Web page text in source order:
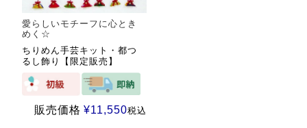
愛らしいモチーフに心とき
めく☆
ちりめん手芸キット・都つ
るし飾り【限定販売】
販売価格 ¥11,550税込